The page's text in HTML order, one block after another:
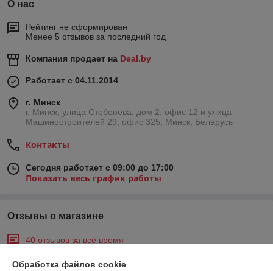
О нас
Рейтинг не сформирован
Менее 5 отзывов за последний год
Компания продает на Deal.by
Работает с 04.11.2014
г. Минск
г. Минск, улица Стебенёва, дом 2, офис 12 и улица
Машиностроителей 29, офис 325, Минск, Беларусь
Контакты
Сегодня работает с 09:00 до 17:00
Показать весь график работы
Отзывы о магазине
40 отзывов за всё время
Владимир
Обработка файлов cookie